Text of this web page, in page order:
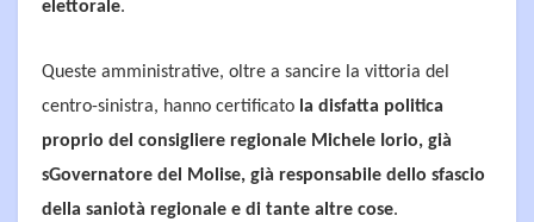
elettorale.
Queste amministrative, oltre a sancire la vittoria del
centro-sinistra, hanno certificato la disfatta politica
proprio del consigliere regionale Michele Iorio, già
sGovernatore del Molise, già responsabile dello sfascio
della saniotà regionale e di tante altre cose.